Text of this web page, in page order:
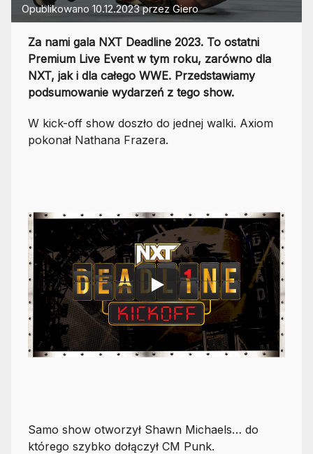
Opublikowano 10.12.2023przez Giero
Za nami gala NXT Deadline 2023. To ostatni
Premium Live Event w tym roku, zarówno dla
NXT, jak i dla całego WWE. Przedstawiamy
podsumowanie wydarzeń z tego show.
W kick-off show doszło do jednej walki. Axiom
pokonał Nathana Frazera.
Samo show otworzył Shawn Michaels… do
którego szybko dołączył CM Punk.